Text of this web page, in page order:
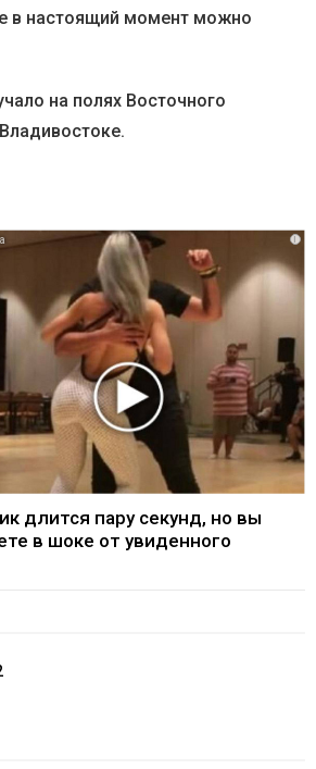
в настоящий момент можно
на полях Восточного
i
длится пару секунд, но вы
в шоке от увиденного